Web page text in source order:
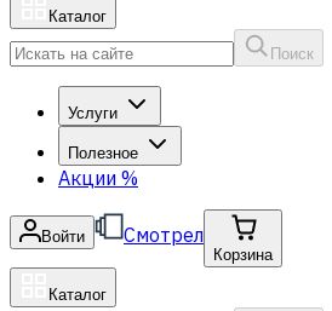
Каталог
Поиск
Услуги
Полезное
Акции %
Войти Смотрел
Корзина
Каталог